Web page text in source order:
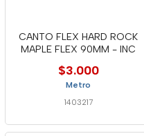
CANTO FLEX HARD ROCK
MAPLE FLEX 90MM - INC
$3.000
Metro
1403217